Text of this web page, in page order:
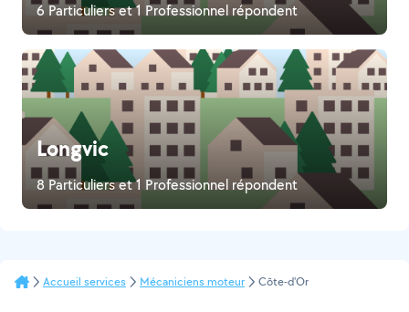
6 Particuliers et 1 Professionnel répondent
Longvic
8 Particuliers et 1 Professionnel répondent
Accueil services Mécaniciens moteur Côte-d'Or